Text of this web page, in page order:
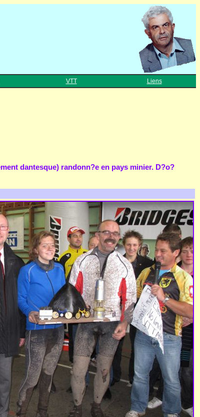
VTT Liens
dantesque) randonn?e en pays minier. D?o?